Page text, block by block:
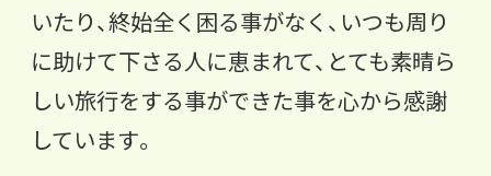
いたり、終始全く困る事がなく、いつも周り
に助けて下さる人に恵まれて、とても素晴ら
しい旅行をする事ができた事を心から感謝
しています。